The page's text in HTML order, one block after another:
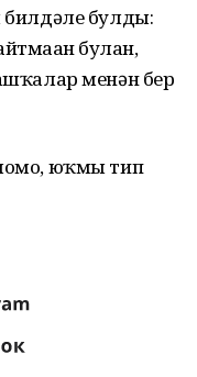
билдәле булды:
булған,
менән бер
юҡмы тип